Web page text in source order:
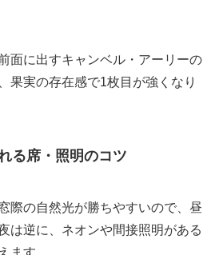
面に出すキャンベル・アーリーの
果実の存在感で1枚目が強くなり
る席・照明のコツ
際の自然光が勝ちやすいので、昼
は逆に、ネオンや間接照明がある